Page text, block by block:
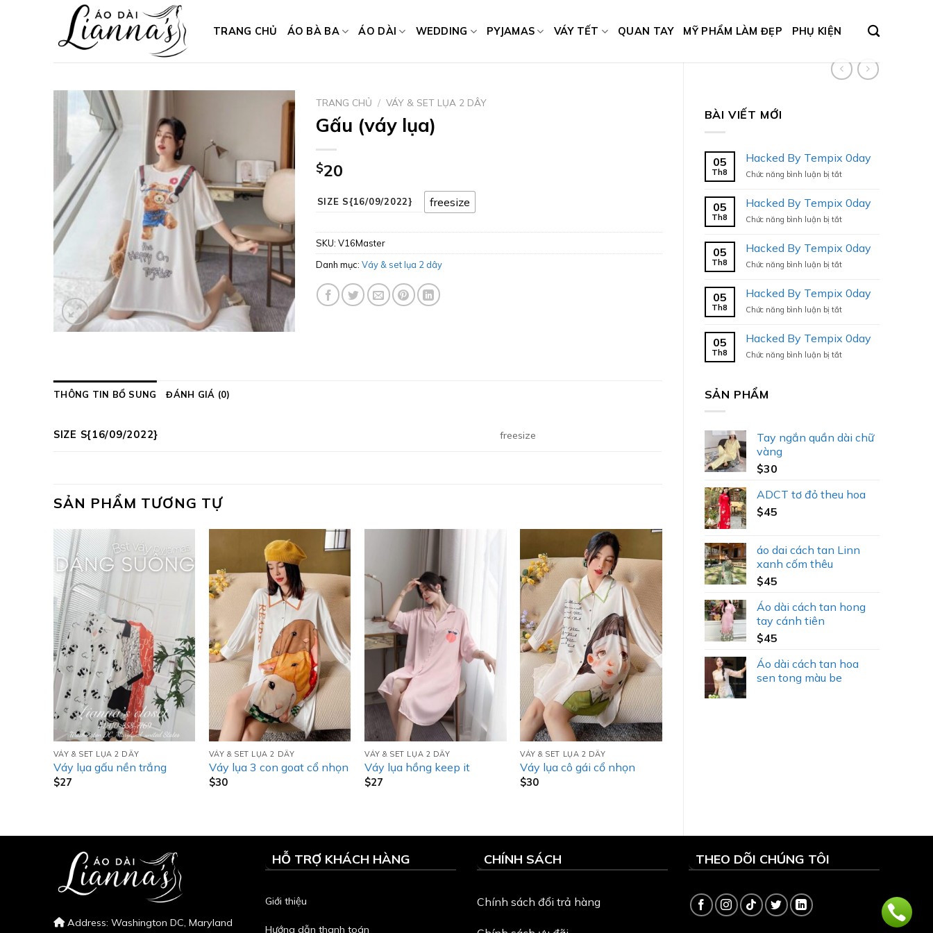
TRANG CHỦ ÁO BÀ BA ÁO DÀI WEDDING PYJAMAS VÁY TẾT QUAN TAY MỸ PHẨM LÀM ĐẸP PHỤ KIỆN
BÀI VIẾT MỚI
05
Th8
Hacked By Tempix 0day
Chức năng bình luận bị tắtở
Tempix
0day
05
Th8
Hacked By Tempix 0day
Chức năng bình luận bị tắtở
Tempix
0day
05
Th8
Hacked By Tempix 0day
Chức năng bình luận bị tắtở
Tempix
0day
05
Th8
Hacked By Tempix 0day
Chức năng bình luận bị tắtở
Tempix
0day
05
Th8
Hacked By Tempix 0day
Chức năng bình luận bị tắtở
SẢN PHẨM
Tay ngắn quần dài chữ
vàng
$30
ADCT tơ đỏ theu hoa
$45
áo dai cách tan Linn
xanh cốm thêu
$45
Áo dài cách tan hong
tay cánh tiên
$45
Áo dài cách tan hoa
sen tong màu be
TRANG CHỦ / VÁY & SET LỤA 2 DÂY
Gấu (váy lụa)
$20
SIZE S{16/09/2022} freesize
SKU: V16Master
Danh mục: Váy & set lụa 2 dây
THÔNG TIN BỔ SUNG ĐÁNH GIÁ (0)
SIZE S{16/09/2022} freesize
SẢN PHẨM TƯƠNG TỰ
VÁY & SET LỤA 2 DÂY
Váy lụa gấu nền trắng
$27
VÁY & SET LỤA 2 DÂY
Váy lụa 3 con goat cổ nhọn
$30
VÁY & SET LỤA 2 DÂY
Váy lụa hồng keep it
$27
VÁY & SET LỤA 2 DÂY
Váy lụa cô gái cổ nhọn
$30
Address: Washington DC, Maryland
HỖ TRỢ KHÁCH HÀNG
Giới thiệu
Hướng dẫn thanh toán
CHÍNH SÁCH
Chính sách đổi trả hàng
THEO DÕI CHÚNG TÔI